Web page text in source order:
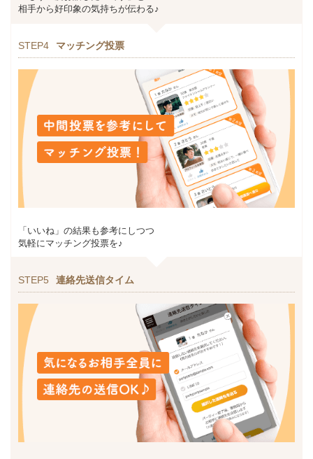
相手から好印象の気持ちが伝わる♪
STEP4 マッチング投票
「いいね」の結果も参考にしつつ
気軽にマッチング投票を♪
STEP5 連絡先送信タイム